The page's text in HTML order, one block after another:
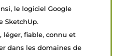
le logiciel Google
SketchUp.
léger, fiable, connu et
dans les domaines de